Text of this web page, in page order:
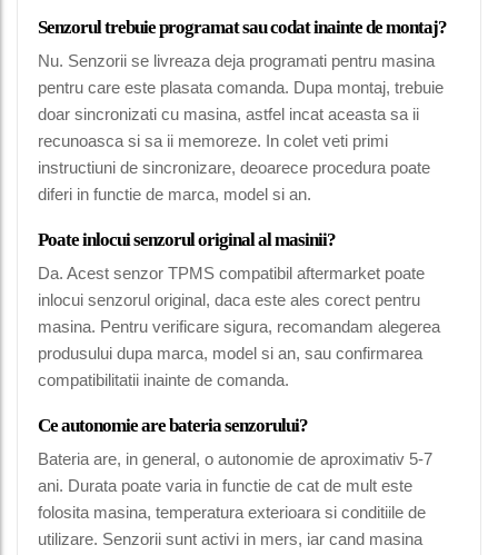
Senzorul trebuie programat sau codat inainte de montaj?
Nu. Senzorii se livreaza deja programati pentru masina
pentru care este plasata comanda. Dupa montaj, trebuie
doar sincronizati cu masina, astfel incat aceasta sa ii
recunoasca si sa ii memoreze. In colet veti primi
instructiuni de sincronizare, deoarece procedura poate
diferi in functie de marca, model si an.
Poate inlocui senzorul original al masinii?
Da. Acest senzor TPMS compatibil aftermarket poate
inlocui senzorul original, daca este ales corect pentru
masina. Pentru verificare sigura, recomandam alegerea
produsului dupa marca, model si an, sau confirmarea
compatibilitatii inainte de comanda.
Ce autonomie are bateria senzorului?
Bateria are, in general, o autonomie de aproximativ 5-7
ani. Durata poate varia in functie de cat de mult este
folosita masina, temperatura exterioara si conditiile de
utilizare. Senzorii sunt activi in mers, iar cand masina